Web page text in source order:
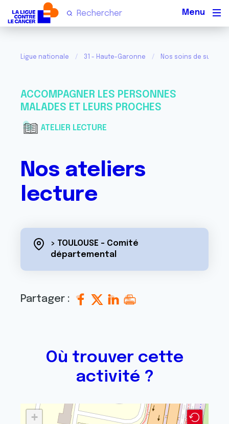
Ligue nationale 31 - Haute-Garonne Nos soins de
ACCOMPAGNER LES PERSONNES
MALADES ET LEURS PROCHES
ATELIER LECTURE
Nos ateliers
lecture
> TOULOUSE - Comité
départemental
Partager :
Où trouver cette
activité ?
+